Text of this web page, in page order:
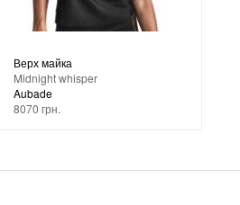
Верх майка
Midnight whisper
Aubade
8070 грн.